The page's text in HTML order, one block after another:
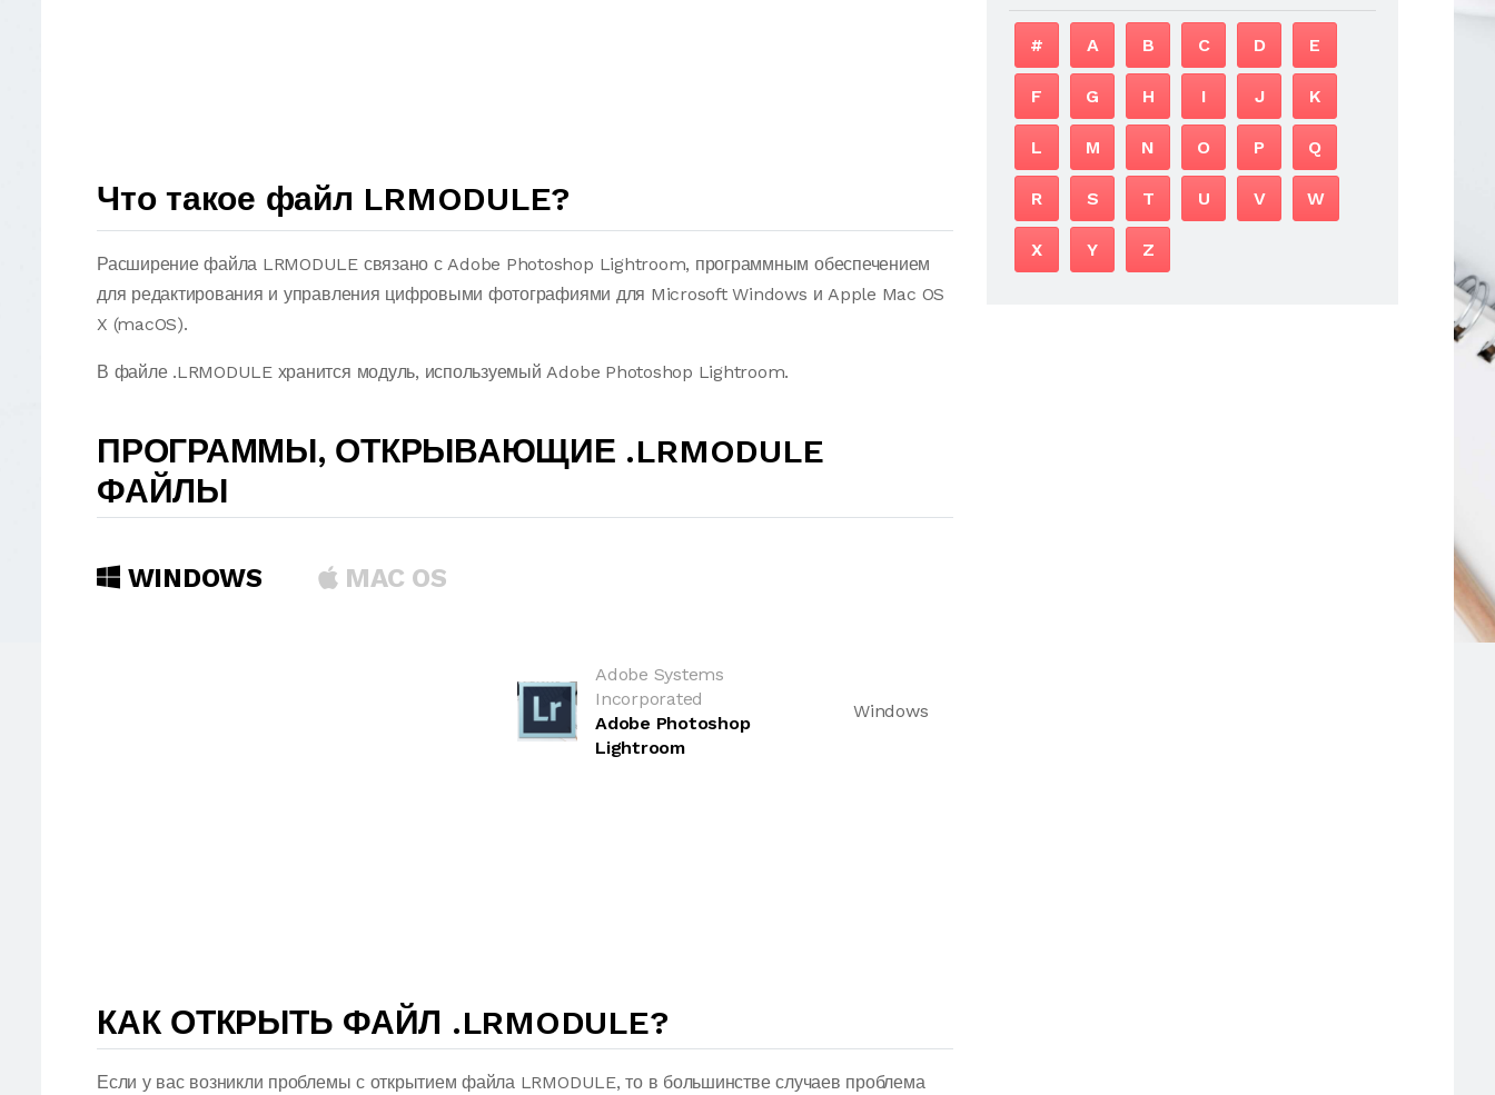
Что такое файл LRMODULE?
Расширение файла LRMODULE связано с Adobe Photoshop Lightroom, программным обеспечением
для редактирования и управления цифровыми фотографиями для Microsoft Windows и Apple Mac OS
X (macOS).
В файле .LRMODULE хранится модуль, используемый Adobe Photoshop Lightroom.
ПРОГРАММЫ, ОТКРЫВАЮЩИЕ .LRMODULE
ФАЙЛЫ
WINDOWS MAC OS
Adobe Systems
Incorporated
Adobe Photoshop
Lightroom
Windows
КАК ОТКРЫТЬ ФАЙЛ .LRMODULE?
Если у вас возникли проблемы с открытием файла LRMODULE, то в большинстве случаев проблема
# A B C D E
F G H I J K
L M N O P Q
R S T U V W
X Y Z